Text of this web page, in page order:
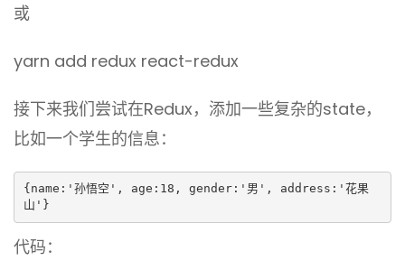
或
yarn add redux react-redux
接下来我们尝试在Redux，添加一些复杂的state，
比如一个学生的信息：
{name:'孙悟空', age:18, gender:'男', address:'花果
山'}
代码：